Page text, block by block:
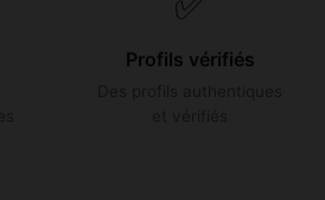
Profils vérifiés